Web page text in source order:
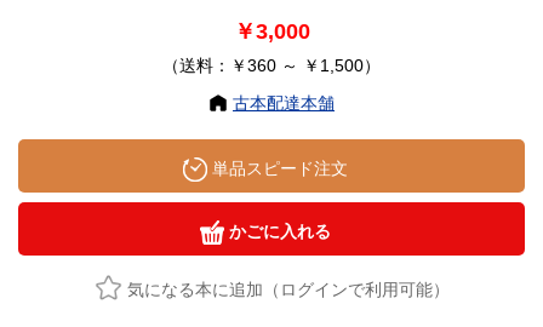
￥3,000
（送料：￥360 ～ ￥1,500）
古本配達本舗
単品スピード注文
かごに入れる
気になる本に追加（ログインで利用可能）